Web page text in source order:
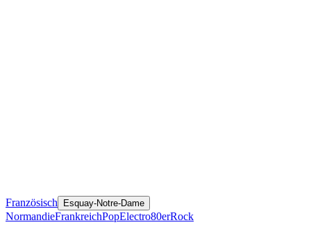
Französisch Esquay-Notre-Dame
NormandieFrankreichPopElectro80erRock